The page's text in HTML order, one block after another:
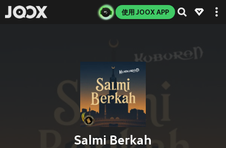
使用 JOOX APP
Salmi Berkah